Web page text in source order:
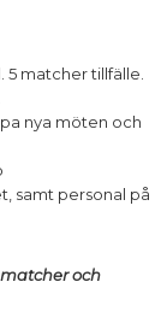
5 matcher tillfälle.
nya möten och
samt personal på
och